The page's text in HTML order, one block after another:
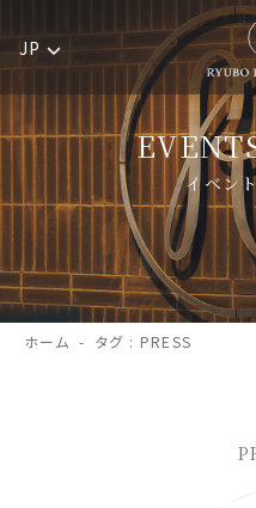
JP
イベン
ホーム タグ : PRESS